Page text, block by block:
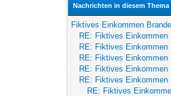
Nachrichten in diesem Thema
Fiktives Einkommen
RE: Fiktives Einkommen
RE: Fiktives Einkommen
RE: Fiktives Einkommen
RE: Fiktives Einkommen
RE: Fiktives Einkommen
RE: Fiktives